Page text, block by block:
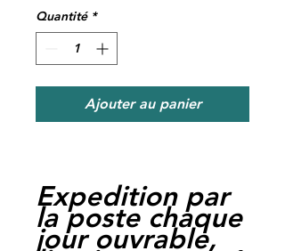
Quantité *
Ajouter au panier
Expedition par
la poste chaque
jour ouvrable,